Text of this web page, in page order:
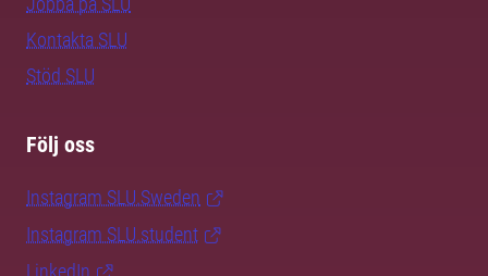
Kontakta SLU
Stöd SLU
Följ oss
Instagram SLU.Sweden
Instagram SLU.student
LinkedIn